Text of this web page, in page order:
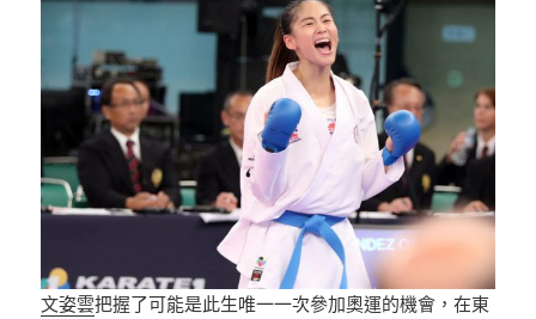
文姿雲把握了可能是此生唯一一次參加奧運的機會，在東